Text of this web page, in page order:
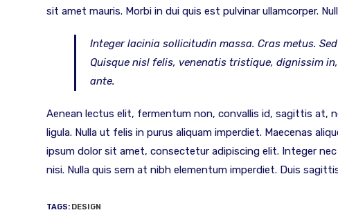
sit amet mauris. Morbi in dui quis est pulvinar ullamcorper.
Integer lacinia sollicitudin massa. Cras metus.
Quisque nisl felis, venenatis tristique, dignissim
ante.
Aenean lectus elit, fermentum non, convallis id, sagittis at,
ligula. Nulla ut felis in purus aliquam imperdiet. Maecenas
ipsum dolor sit amet, consectetur adipiscing elit. Integer
nisi. Nulla quis sem at nibh elementum imperdiet. Duis
TAGS: DESIGN